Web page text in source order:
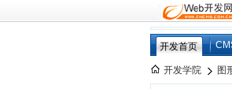
开发首页
开发学院 图